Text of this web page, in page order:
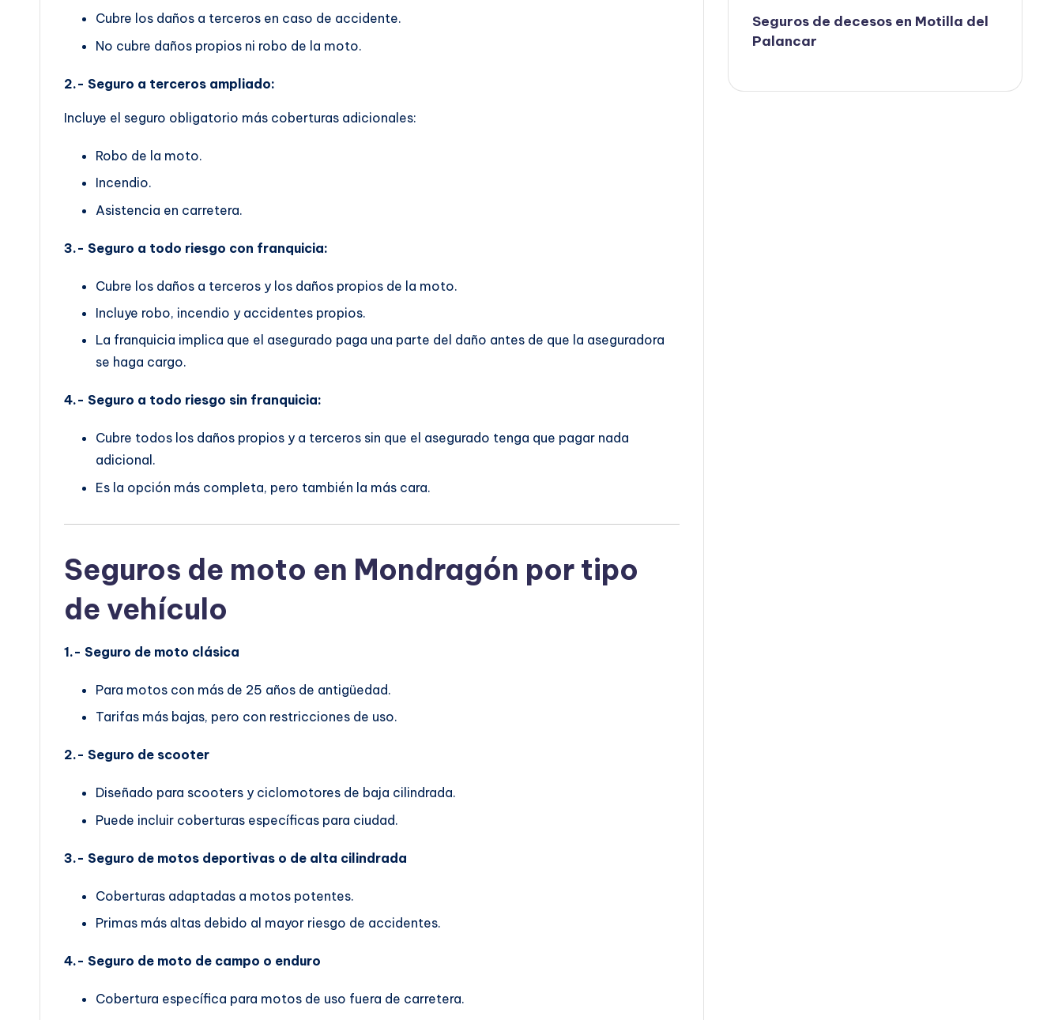
Cubre los daños a terceros en caso de accidente.
No cubre daños propios ni robo de la moto.
2.- Seguro a terceros ampliado:
Incluye el seguro obligatorio más coberturas adicionales:
Robo de la moto.
Incendio.
Asistencia en carretera.
3.- Seguro a todo riesgo con franquicia:
Cubre los daños a terceros y los daños propios de la moto.
Incluye robo, incendio y accidentes propios.
La franquicia implica que el asegurado paga una parte del daño antes de que la aseguradora
se haga cargo.
4.- Seguro a todo riesgo sin franquicia:
Cubre todos los daños propios y a terceros sin que el asegurado tenga que pagar nada
adicional.
Es la opción más completa, pero también la más cara.
Seguros de moto en Mondragón por tipo
de vehículo
1.- Seguro de moto clásica
Para motos con más de 25 años de antigüedad.
Tarifas más bajas, pero con restricciones de uso.
2.- Seguro de scooter
Diseñado para scooters y ciclomotores de baja cilindrada.
Puede incluir coberturas específicas para ciudad.
3.- Seguro de motos deportivas o de alta cilindrada
Coberturas adaptadas a motos potentes.
Primas más altas debido al mayor riesgo de accidentes.
4.- Seguro de moto de campo o enduro
Cobertura específica para motos de uso fuera de carretera.
Seguros de decesos en Motilla del
Palancar